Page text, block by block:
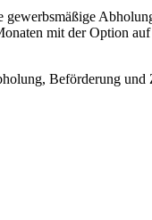
gewerbsmäßige
mit der Option
Beförderung und